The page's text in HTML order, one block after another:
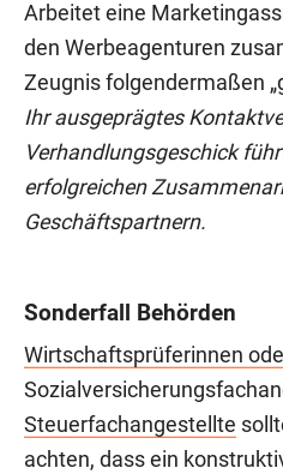
Arbeitet eine
den Werbeagenturen
Zeugnis folgendermaßen
Ihr ausgeprägtes
Verhandlungsgeschick
erfolgreichen
Geschäftspartnern.
Sonderfall Behörden
Wirtschaftsprüferinnen
Steuerfachangestellte
achten, dass ein